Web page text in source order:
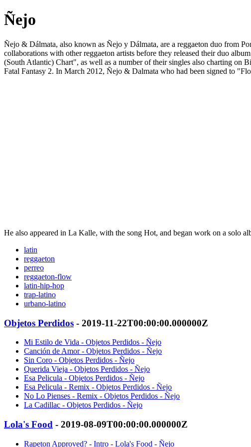
Ñejo
Ñejo & Dálmata, also known as Ñejo y Dálmata, are a reggaeton duo from
collaborations with other reggaeton artists before they released their duo
(South Atlantic) Chart", as well as a number of their singles also charting on
Fatal Fantasy 2. In March 2012, Ñejo & Dalmata who had been signed to
He also appeared in La Kalle, with the song Hot, and began work on a solo
latin
reggaeton
perreo
reggaeton-flow
latin-hip-hop
trap-latino
urbano-latino
Objetos Perdidos - 2019-11-22T00:00:00.000000Z
Mi Estilo de Vida - Objetos Perdidos - Ñejo
Canción de Amor - Objetos Perdidos - Ñejo
Sin Coro - Objetos Perdidos - Ñejo
Querida Vieja - Objetos Perdidos - Ñejo
Esa Pelicula - Objetos Perdidos - Ñejo
Esa Pelicula - Remix - Objetos Perdidos - Ñejo
No Lo Pienses - Remix - Objetos Perdidos - Ñejo
La Cadillac - Objetos Perdidos - Ñejo
Lola's Food - 2019-08-09T00:00:00.000000Z
Rapeton Approved? - Intro - Lola's Food - Ñejo